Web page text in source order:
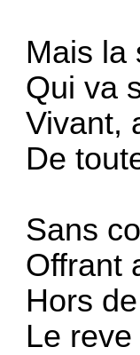
Mais la
Qui va
Vivant,
De
Sans
Offrant
Hors
Le